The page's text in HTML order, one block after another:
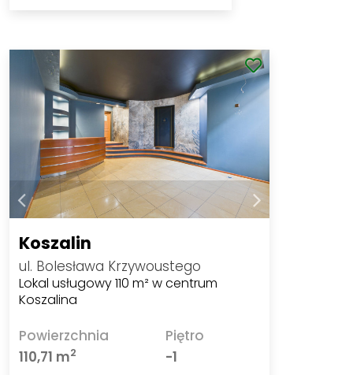
Koszalin
ul. Bolesława Krzywoustego
Lokal usługowy 110 m² w centrum
Koszalina
Powierzchnia
110,71 m2
Piętro
-1